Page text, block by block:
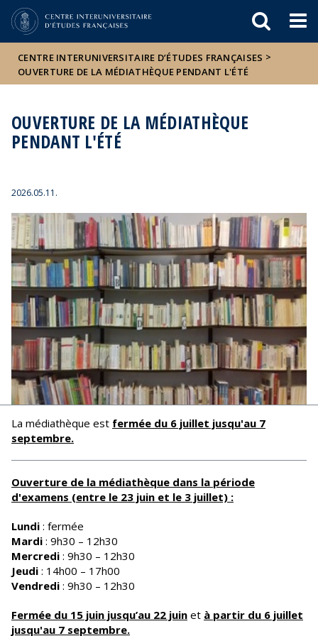
Hírek
Események
ELTE a
sajtóban
CENTRE INTERUNIVERSITAIRE D’ÉTUDES FRANÇAISES >
OUVERTURE DE LA MÉDIATHÈQUE PENDANT L'ÉTÉ
OUVERTURE DE LA MÉDIATHÈQUE
PENDANT L'ÉTÉ
2026.05.11.
La médiathèque est fermée du 6 juillet jusqu'au 7
septembre.
Ouverture de la médiathèque dans la période
d'examens (entre le 23 juin et le 3 juillet) :
Lundi : fermée
Mardi : 9h30 – 12h30
Mercredi : 9h30 – 12h30
Jeudi : 14h00 – 17h00
Vendredi : 9h30 – 12h30
Fermée du 15 juin jusqu’au 22 juin et à partir du 6 juillet
jusqu'au 7 septembre.